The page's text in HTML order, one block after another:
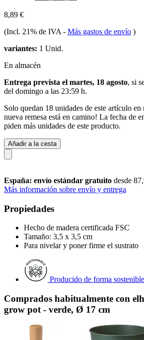
8,89 €
(Incl. 21% de IVA - Más gastos de envío )
variantes: 1 Unid.
En almacén
Entrega prevista el martes, 18 agosto, si
del domingo a las 23:59 h.
Solo quedan 18 unidades de este artículo en
nueva remesa está en camino! La fecha de
piden más unidades de este producto.
Añadir a la cesta
España: envío estándar gratuito desde
Más información sobre envío y entrega
Propiedades
Hecho de madera certificada FSC
Tamaño: 3,5 x 3,5 cm
Para nivelar y poner firme el sustrato
Producido de forma sostenible
Comprados habitualmente con
grow pot - verde, Ø 17 cm